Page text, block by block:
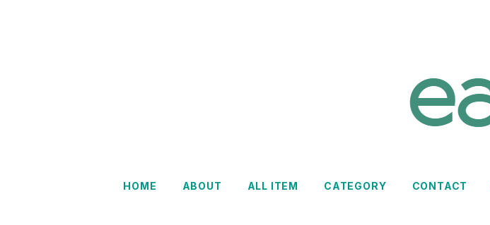
HOME ABOUT ALL ITEM CATEGORY CONTACT